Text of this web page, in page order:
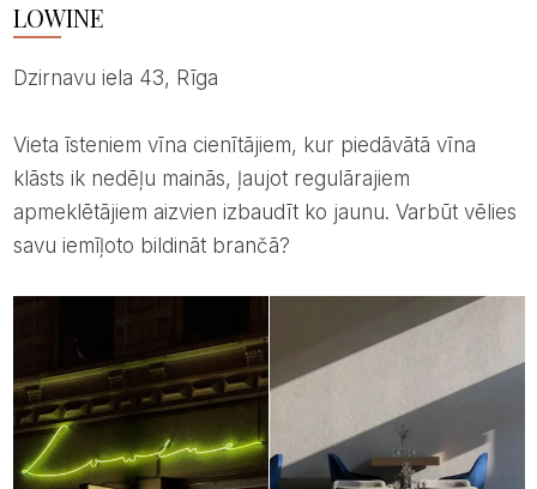
LOWINE
Dzirnavu iela 43, Rīga
Vieta īsteniem vīna cienītājiem, kur piedāvātā vīna
klāsts ik nedēļu mainās, ļaujot regulārajiem
apmeklētājiem aizvien izbaudīt ko jaunu. Varbūt vēlies
savu iemīļoto bildināt brančā?